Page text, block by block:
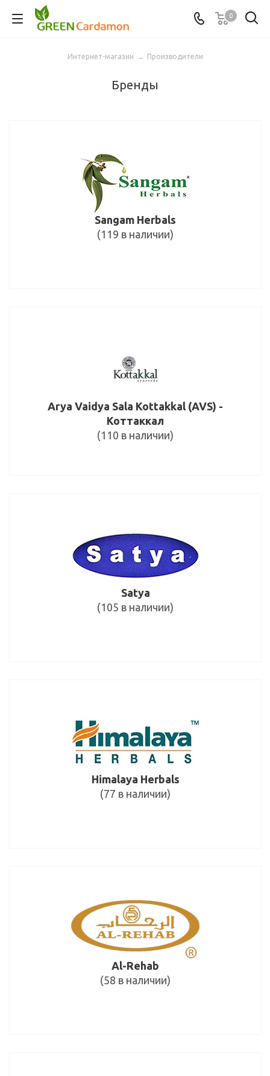
0
Интернет-магазин → Производители
Бренды
Sangam Herbals
(119 в наличии)
Arya Vaidya Sala Kottakkal (AVS) -
Коттаккал
(110 в наличии)
Satya
(105 в наличии)
Himalaya Herbals
(77 в наличии)
Al-Rehab
(58 в наличии)